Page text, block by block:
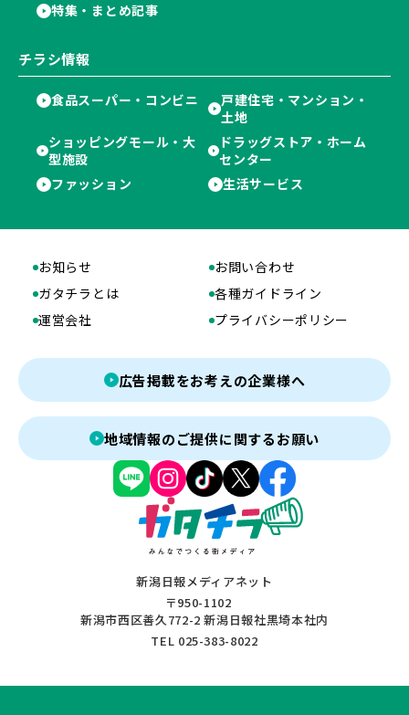
特集・まとめ記事
チラシ情報
食品スーパー・コンビニ
戸建住宅・マンション・
土地
ショッピングモール・大
型施設
ドラッグストア・ホーム
センター
ファッション
生活サービス
新潟日報メディアネット
〒950-1102
新潟市西区善久772-2 新潟日報社黒埼本社内
TEL 025-383-8022
お知らせ
お問い合わせ
ガタチラとは
各種ガイドライン
運営会社
プライバシーポリシー
広告掲載をお考えの企業様へ
地域情報のご提供に関するお願い